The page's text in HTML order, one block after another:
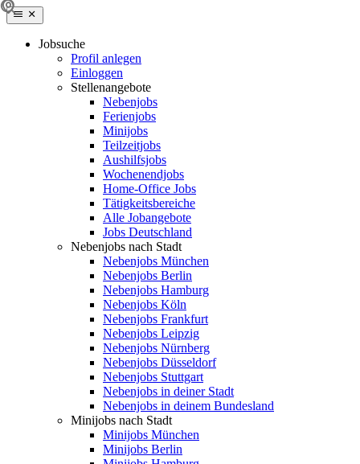
Jobsuche
Profil anlegen
Einloggen
Stellenangebote
Nebenjobs
Ferienjobs
Minijobs
Teilzeitjobs
Aushilfsjobs
Wochenendjobs
Home-Office Jobs
Tätigkeitsbereiche
Alle Jobangebote
Jobs Deutschland
Nebenjobs nach Stadt
Nebenjobs München
Nebenjobs Berlin
Nebenjobs Hamburg
Nebenjobs Köln
Nebenjobs Frankfurt
Nebenjobs Leipzig
Nebenjobs Nürnberg
Nebenjobs Düsseldorf
Nebenjobs Stuttgart
Nebenjobs in deiner Stadt
Nebenjobs in deinem Bundesland
Minijobs nach Stadt
Minijobs München
Minijobs Berlin